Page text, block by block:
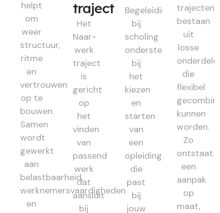
helpt
om
weer
structuur,
ritme
en
vertrouwen
op te
bouwen.
Samen
wordt
gewerkt
aan
belastbaarheid,
werknemersvaardigheden
en
traject
Het
Naar-
werk
traject
is
gericht
op
het
vinden
van
passend
werk
dat
aansluit
bij
Begeleiding
bij
scholing
ondersteunt
bij
het
kiezen
en
starten
van
een
opleiding
die
past
bij
jouw
trajecten
bestaan
uit
losse
die
flexibel
kunnen
worden.
Zo
ontstaat
een
aanpak
op
maat,